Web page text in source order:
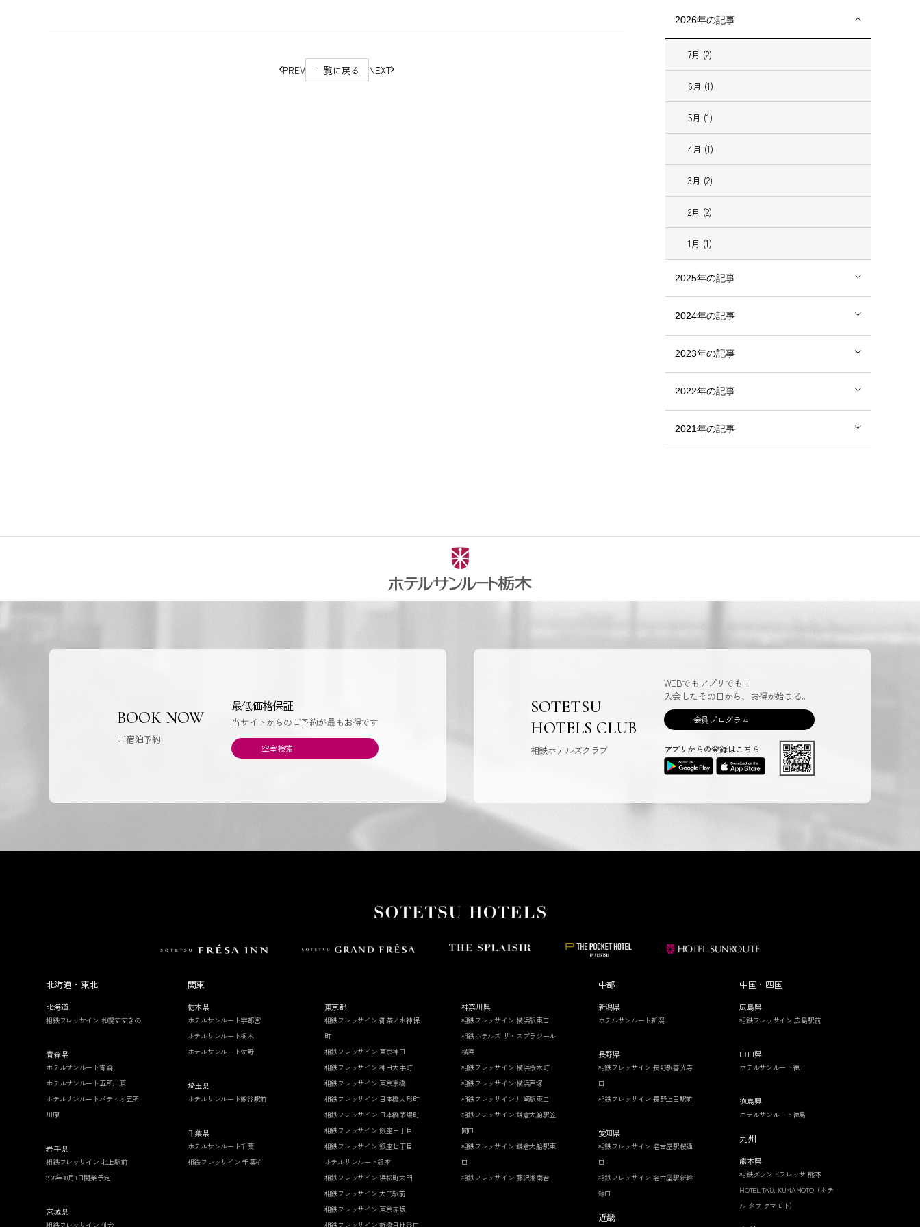
PREV 一覧に戻る NEXT
2026年の記事
7月 (2)
6月 (1)
5月 (1)
4月 (1)
3月 (2)
2月 (2)
1月 (1)
2025年の記事
2024年の記事
2023年の記事
2022年の記事
2021年の記事
BOOK NOW
ご宿泊予約
最低価格保証
当サイトからのご予約が最もお得です
空室検索
SOTETSU
HOTELS CLUB
相鉄ホテルズクラブ
WEBでもアプリでも！
入会したその日から、お得が始まる。
会員プログラム
アプリからの登録はこちら
北海道・東北
北海道
相鉄フレッサイン 札幌すすきの
青森県
ホテルサンルート青森
ホテルサンルート五所川原
ホテルサンルートパティオ五所
川原
岩手県
相鉄フレッサイン 北上駅前
2026年10月1日開業予定
宮城県
相鉄フレッサイン 仙台
関東
栃木県
ホテルサンルート宇都宮
ホテルサンルート栃木
ホテルサンルート佐野
埼玉県
ホテルサンルート熊谷駅前
千葉県
ホテルサンルート千葉
相鉄フレッサイン 千葉柏
東京都
相鉄フレッサイン 御茶ノ水神保
町
相鉄フレッサイン 東京神田
相鉄フレッサイン 神田大手町
相鉄フレッサイン 東京京橋
相鉄フレッサイン 日本橋人形町
相鉄フレッサイン 日本橋茅場町
相鉄フレッサイン 銀座三丁目
相鉄フレッサイン 銀座七丁目
ホテルサンルート銀座
相鉄フレッサイン 浜松町大門
相鉄フレッサイン 大門駅前
相鉄フレッサイン 東京赤坂
相鉄フレッサイン 新橋日比谷口
神奈川県
相鉄フレッサイン 横浜駅東口
相鉄ホテルズ ザ・スプラジール
横浜
相鉄フレッサイン 横浜桜木町
相鉄フレッサイン 横浜戸塚
相鉄フレッサイン 川崎駅東口
相鉄フレッサイン 鎌倉大船駅笠
間口
相鉄フレッサイン 鎌倉大船駅東
口
相鉄フレッサイン 藤沢湘南台
中部
新潟県
ホテルサンルート新潟
長野県
相鉄フレッサイン 長野駅善光寺
口
相鉄フレッサイン 長野上田駅前
愛知県
相鉄フレッサイン 名古屋駅桜通
口
相鉄フレッサイン 名古屋駅新幹
線口
近畿
中国・四国
広島県
相鉄フレッサイン 広島駅前
山口県
ホテルサンルート徳山
徳島県
ホテルサンルート徳島
九州
熊本県
相鉄グランドフレッサ 熊本
HOTEL TAU, KUMAMOTO（ホテ
ル タウ クマモト）